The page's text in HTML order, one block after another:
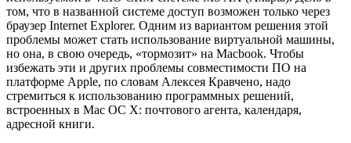
том, что в названной системе доступ возможен только через
браузер Internet Explorer. Одним из вариантом решения этой
проблемы может стать использование виртуальной машины,
но она, в свою очередь, «тормозит» на Macbook. Чтобы
избежать эти и других проблемы совместимости ПО на
платформе Apple, по словам Алексея Кравчено, надо
стремиться к использованию программных решений,
встроенных в Mac OC X: почтового агента, календаря,
адресной книги.